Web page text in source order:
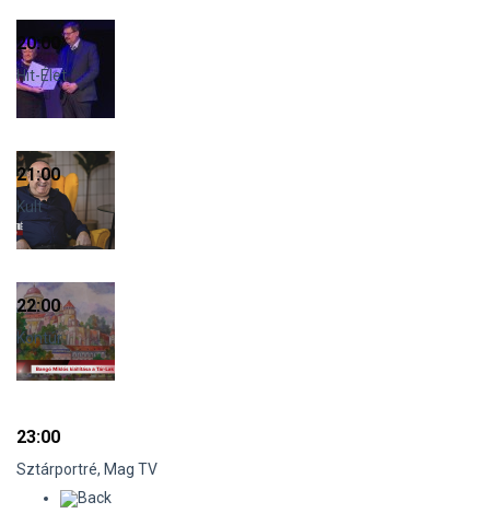
20:00
Hit-Élet
21:00
Kult
22:00
Kontúr
23:00
Sztárportré, Mag TV